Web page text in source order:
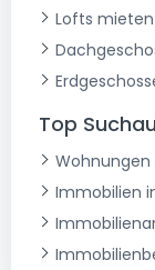
Lofts
Top
Immobilien